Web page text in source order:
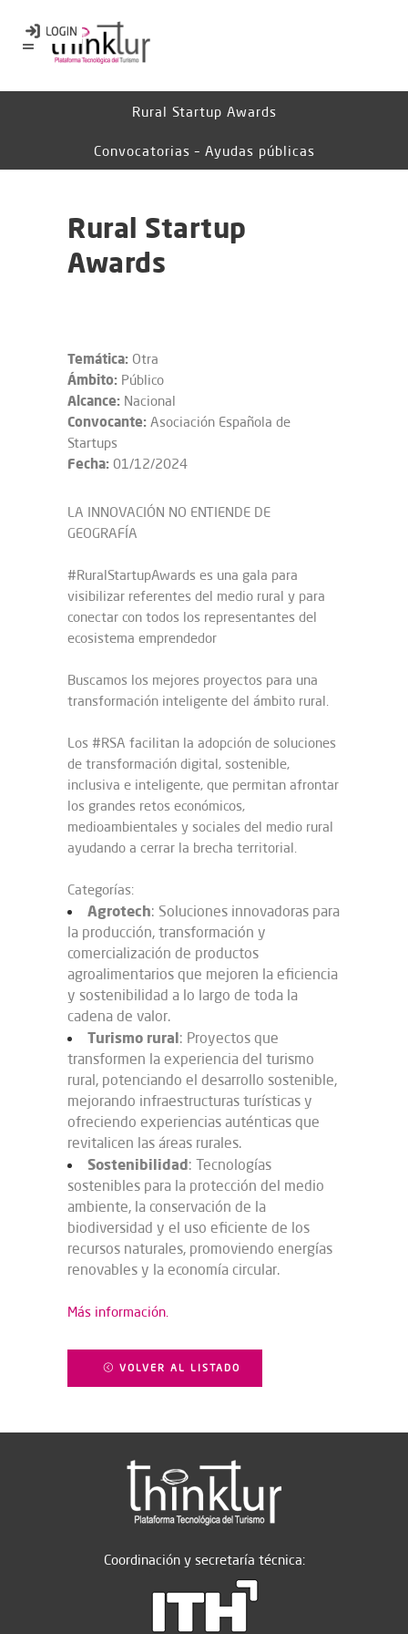
Rural Startup Awards
Convocatorias – Ayudas públicas
Rural Startup
Awards
Temática: Otra
Ámbito: Público
Alcance: Nacional
Convocante: Asociación Española de
Startups
Fecha: 01/12/2024
LA INNOVACIÓN NO ENTIENDE DE
GEOGRAFÍA
#RuralStartupAwards es una gala para
visibilizar referentes del medio rural y para
conectar con todos los representantes del
ecosistema emprendedor
Buscamos los mejores proyectos para una
transformación inteligente del ámbito rural.
Los #RSA facilitan la adopción de soluciones
de transformación digital, sostenible,
inclusiva e inteligente, que permitan afrontar
los grandes retos económicos,
medioambientales y sociales del medio rural
ayudando a cerrar la brecha territorial.
Categorías:
Agrotech: Soluciones innovadoras para
la producción, transformación y
comercialización de productos
agroalimentarios que mejoren la eficiencia
y sostenibilidad a lo largo de toda la
cadena de valor.
Turismo rural: Proyectos que
transformen la experiencia del turismo
rural, potenciando el desarrollo sostenible,
mejorando infraestructuras turísticas y
ofreciendo experiencias auténticas que
revitalicen las áreas rurales.
Sostenibilidad: Tecnologías
sostenibles para la protección del medio
ambiente, la conservación de la
biodiversidad y el uso eficiente de los
recursos naturales, promoviendo energías
renovables y la economía circular.
Más información.
VOLVER AL LISTADO
Coordinación y secretaría técnica: